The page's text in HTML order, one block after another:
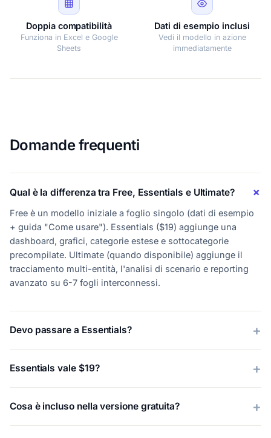
Doppia compatibilità
Funziona in Excel e Google
Sheets
Dati di esempio inclusi
Vedi il modello in azione
immediatamente
Domande frequenti
Qual è la differenza tra Free, Essentials e Ultimate?
Free è un modello iniziale a foglio singolo (dati di esempio
+ guida "Come usare"). Essentials ($19) aggiunge una
dashboard, grafici, categorie estese e sottocategorie
precompilate. Ultimate (quando disponibile) aggiunge il
tracciamento multi-entità, l'analisi di scenario e reporting
avanzato su 6-7 fogli interconnessi.
Devo passare a Essentials?
Essentials vale $19?
Cosa è incluso nella versione gratuita?